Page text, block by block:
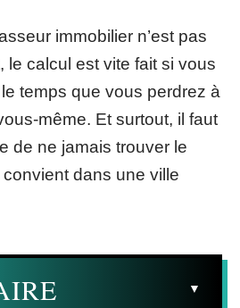
immobilier n’est pas
le calcul est vite fait si vous
temps que vous perdrez à
même. Et surtout, il faut
de ne jamais trouver le
dans une ville